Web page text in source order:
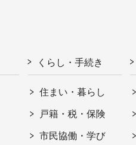
くらし・手続き
住まい・暮らし
戸籍・税・保険
市民協働・学び